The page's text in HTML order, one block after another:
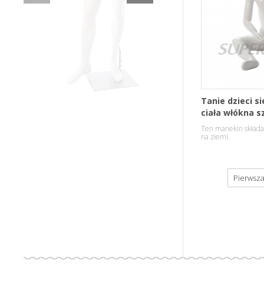
Tanie dzieci
ciała włókna
manekiny na
Ten manekin
na ziemi.